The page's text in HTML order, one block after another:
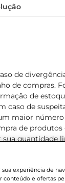
de
de compras.
de
caso de
maior
de
quantidade
o dia de
notificação.
experiência de
conteúdo e ofertas